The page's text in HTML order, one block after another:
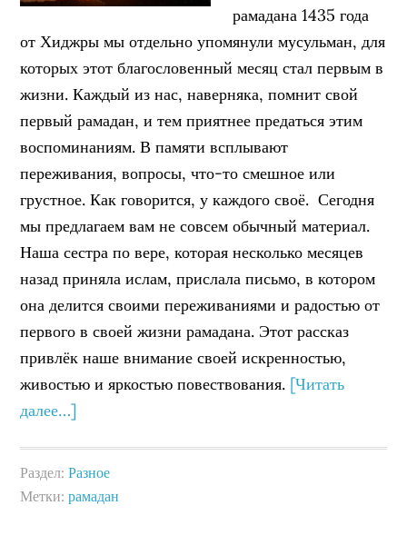
рамадана 1435 года
от Хиджры мы отдельно упомянули мусульман, для
которых этот благословенный месяц стал первым в
жизни. Каждый из нас, наверняка, помнит свой
первый рамадан, и тем приятнее предаться этим
воспоминаниям. В памяти всплывают
переживания, вопросы, что-то смешное или
грустное. Как говорится, у каждого своё. Сегодня
мы предлагаем вам не совсем обычный материал.
Наша сестра по вере, которая несколько месяцев
назад приняла ислам, прислала письмо, в котором
она делится своими переживаниями и радостью от
первого в своей жизни рамадана. Этот рассказ
привлёк наше внимание своей искренностью,
живостью и яркостью повествования. [Читать
далее…]
Раздел:Разное
Метки:рамадан